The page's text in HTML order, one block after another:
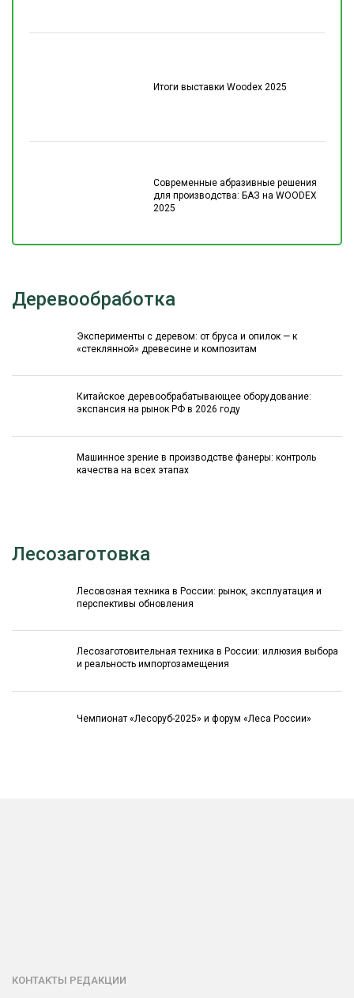
Итоги выставки Woodex 2025
Современные абразивные решения
для производства: БАЗ на WOODEX
2025
Деревообработка
Эксперименты с деревом: от бруса и опилок — к
«стеклянной» древесине и композитам
Китайское деревообрабатывающее оборудование:
экспансия на рынок РФ в 2026 году
Машинное зрение в производстве фанеры: контроль
качества на всех этапах
Лесозаготовка
Лесовозная техника в России: рынок, эксплуатация и
перспективы обновления
Лесозаготовительная техника в России: иллюзия выбора
и реальность импортозамещения
Чемпионат «Лесоруб-2025» и форум «Леса России»
КОНТАКТЫ РЕДАКЦИИ